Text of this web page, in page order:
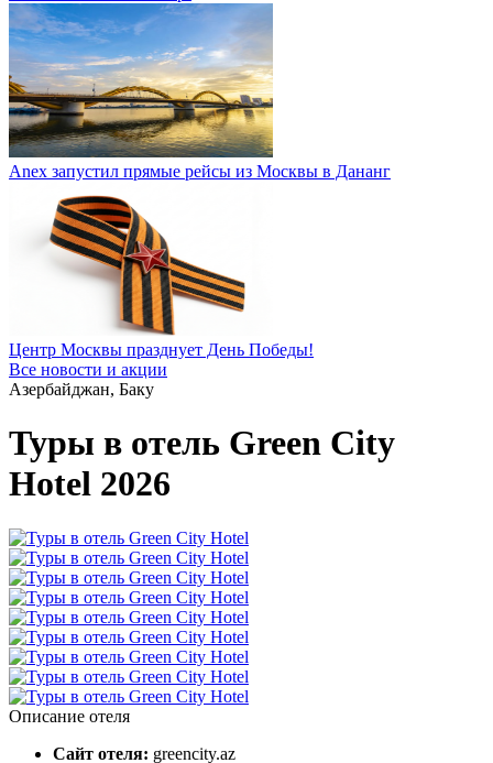
Anex запустил прямые рейсы из Москвы в Дананг
Центр Москвы празднует День Победы!
Все новости и акции
Азербайджан, Баку
Туры в отель Green City
Hotel 2026
Описание отеля
Сайт отеля: greencity.az